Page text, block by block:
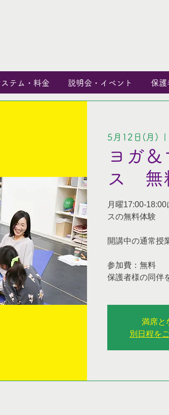
ステム・料金 説明会・イベント 保護
5月12日(月)
ヨガ
ス 無
月曜17:00-
スの無料体験
開講中の通常授
参加費：無料
保護者様の同伴
満席と
別日程を